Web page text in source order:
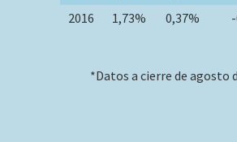
2016
1,73% 0,37%
*Datos a cierre de agosto